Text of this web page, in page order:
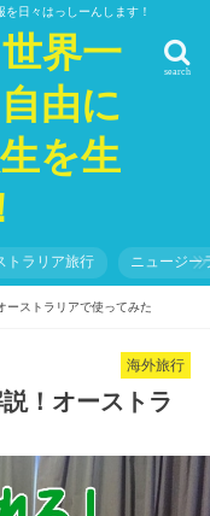
日々はっしーんします！
界一
由に
を生
search
トラリア旅行 ニュージー
ーストラリアで使ってみた
海外旅行
！オーストラ